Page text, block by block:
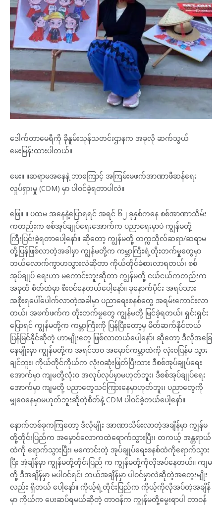
ဒေါက်တာမေရီကို ခိုနူမ်းသုန်သတင်းဌာနက အခုလို ဆက်သွယ်
မေးမြန်းထားပါတယ်။
မေး။ ။ဆရာမအနေနဲ့ ဘာကြောင့် အကြမ်းမဖက်အာဏာဖီဆန်ရေး
လှုပ်ရှားမှု (CDM) မှာ ပါဝင်ခဲ့ရတာပါလဲ။
ဖြေ။ ။ ပထမ အနေနဲ့ပြောရရင် အရင် ၆၂ ခုနှစ်ကနေ စစ်အာဏာသိမ်း
ကတည်းက စစ်အုပ်ချုပ်ရေးအောက်က ပညာရေးမှာပဲ ကျွန်မတို့
ကြီးပြင်းခဲ့ရတာပေါ့နော်။ ဆိုတော့ ကျွန်မတို့ တက္ကသိုလ်ဆရာ/ဆရာမ
တို့ပြန်ဖြစ်လာတဲ့အခါမှာ ကျွန်မတို့က ကမ္ဘာကြီးရဲ့တိုးတက်မှုတွေမှာ
ဘယ်လောက်ကွာဟသွားလဲဆိုတာ ကိုယ်တိုင်ခံစားလာရတယ်၊ စစ်
အုပ်ချုပ် ရေးဟာ မကောင်းဘူးဆိုတာ ကျွန်မတို့ ငယ်ငယ်ကတည်းက
အခုထိ စိတ်ထဲမှာ စီးဝင်နေတယ်ပေါ့နော်။ ခုနောက်ပိုင်း အရပ်သား
အစိုးရပေါ်ပေါက်လာတဲ့အခါမှာ ပညာရေးစနစ်တွေ အရမ်းကောင်းလာ
တယ်၊ အဖက်ဖက်က တိုးတက်မှုတွေ ကျွန်မတို့ မြင်ခဲ့ရတယ်၊ ရှင်းရှင်း
ပြောရင် ကျွန်မတို့က ကမ္ဘာကြီးကို ပြန်ပြီးတော့မှ မိတ်ဆက်နိုင်တယ်
ပြန်မြင်နိုင်ဆိုတဲ့ ဟာမျိုးတွေ ဖြစ်လာတယ်ပေါ့နော်၊ ဆိုတော့ ဒီလိုအခြေ
နေမျိုးမှာ ကျွန်မတို့က အရင်ဘဝ အမှောင်ကမ္ဘာထဲကို လုံးဝပြန်မ သွား
ချင်ဘူး၊ ကိုယ်တိုင်ကိုယ်က လုံးဝဆုံးဖြတ်ပြီးသား ဒီစစ်အုပ်ချုပ်ရေး
အောက်မှာ ကျမတို့လုံးဝ အလုပ်လုပ်မှာမဟုတ်ဘူး၊ ဒီစစ်အုပ်ချုပ်ရေး
အောက်မှာ ကျမတို့ ပညာတွေသင်ကြားနေမှာဟုတ်ဘူး၊ ပညာတွေကို
မျှဝေနေမှာမဟုတ်ဘူးဆိုတဲ့စိတ်နဲ့ CDM ပါဝင်ခဲ့တယ်ပေါ့နော်။
နောက်တစ်ခုကကြတော့ ဒီလိုမျိုး အာဏာသိမ်းလာတဲ့အချိန်မှာ ကျွန်မ
တို့တိုင်းပြည်က အမှောင်လောကထဲရောက်သွားပြီး၊ တကယ့် အန္တရာယ်
ထဲကို ရောက်သွားပြီး၊ မကောင်းတဲ့ အုပ်ချုပ်ရေးစနစ်ထဲကိုရောက်သွား
ပြီး အဲ့ချိန်မှာ ကျွန်မတို့တိုင်းပြည် က ကျွန်မတို့ကိုလိုအပ်နေတယ်။ ကျမ
တို့ ဒီအချိန်မှာ မပါဝင်ရင်၊ ဘယ်အချိန်မှာ ပါဝင်မှာလဲဆိုတဲ့အတွေးမျိုး
လည်း ရှိတယ် ပေါ့နော်။ ကိုယ့်ရဲ့တိုင်းပြည်က ကိုယ့်ကိုလိုအပ်တဲ့အချိန်
မှာ ကိုယ်က ပေးဆပ်ရမယ်ဆိုတဲ့ တာဝန်က ကျွန်မတို့မွေးရာပါ တာဝန်